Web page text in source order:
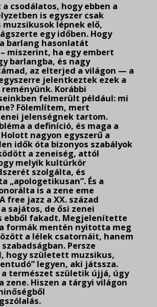
a csodálatos, hogy ebben a
is egyszer csak
lépnek elő,
egy időben. Hogy
barlang hasonlatát
miszerint, ha egy embert
barlangba, és nagy
az elterjed a világon — a
jelentkeztek ezek a
reményünk. Korábbi
felmerült például: mi
Fölemlítem, mert
jelenségnek tartom.
a definíció, és maga a
nagyon egyszerű a
idők óta bizonyos szabályok
a zeneiség, attól
melyik kultúrkör
szolgálta, és
„apologetikusan”. És a
is a zene eme
free jazz a XX. század
sajátos, de ősi zenei
ebből fakadt. Megjelenítette
formák mentén nyitotta meg
a lélek csatornáit, hanem
Persze
hogy született muzsikus,
legyen, aki játssza.
a természet születik újjá, úgy
zene. Hiszen a tárgyi világon